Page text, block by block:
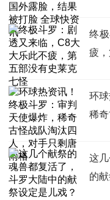
终
疲
环
稀
这
的